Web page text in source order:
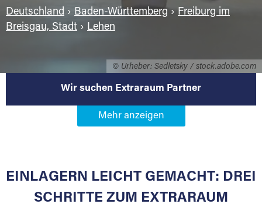
© Urheber: Sedletsky / stock.adobe.com
Deutschland › Baden-Württemberg › Freiburg im
Breisgau, Stadt › Lehen
Wir suchen Extraraum Partner
Werden Sie Extraraum Partner in
Sie bieten Kunden Lagerraum zur Miete, der
EINLAGERN LEICHT GEMACHT: DREI
SCHRITTE ZUM EXTRARAUM